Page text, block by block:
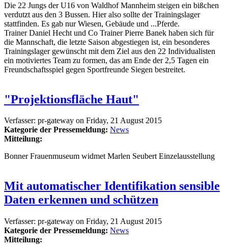
Die 22 Jungs der U16 von Waldhof Mannheim steigen ein bißchen
verdutzt aus den 3 Bussen. Hier also sollte der Trainingslager
stattfinden. Es gab nur Wiesen, Gebäude und ...Pferde.
Trainer Daniel Hecht und Co Trainer Pierre Banek haben sich für
die Mannschaft, die letzte Saison abgestiegen ist, ein besonderes
Trainingslager gewünscht mit dem Ziel aus den 22 Individualisten
ein motiviertes Team zu formen, das am Ende der 2,5 Tagen ein
Freundschaftsspiel gegen Sportfreunde Siegen bestreitet.
"Projektionsfläche Haut"
Verfasser: pr-gateway on Friday, 21 August 2015
Kategorie der Pressemeldung: News
Mitteilung:
Bonner Frauenmuseum widmet Marlen Seubert Einzelausstellung
Mit automatischer Identifikation sensible
Daten erkennen und schützen
Verfasser: pr-gateway on Friday, 21 August 2015
Kategorie der Pressemeldung: News
Mitteilung: